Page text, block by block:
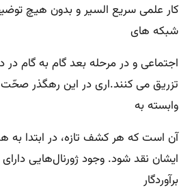
کار علمی سریع السیر و بدون هیچ
شبکه های
اجتماعی و در مرحله بعد گام به گام
تزریق می کنند.اری در این رهگذر
وابسته به
آن است که هر کشف تازه، در ابتدا به
ایشان نقد شود. وجود ژورنال‌هایی
برآوردگار